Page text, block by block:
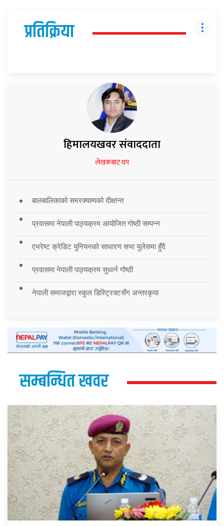
प्रतिक्रिया
हिमालयखवर संवाददाता
लेखकबाट थप
बालबालिकाको समरक्याम्पको दीक्षान्त
प्रवासमा नेपाली पाठ्यक्रम आयोजित गोष्ठी सम्पन्न
एभरेष्ट क्रेडिट युनियनको साधारण सभा युलेसमा हुँदै
प्रवासमा नेपाली पाठ्यक्रम सुधार्न गोष्ठी
नेपाली समाजद्वारा स्कुल डिस्ट्रिक्टसँग अन्तरकृया
सम्बन्धित खवर